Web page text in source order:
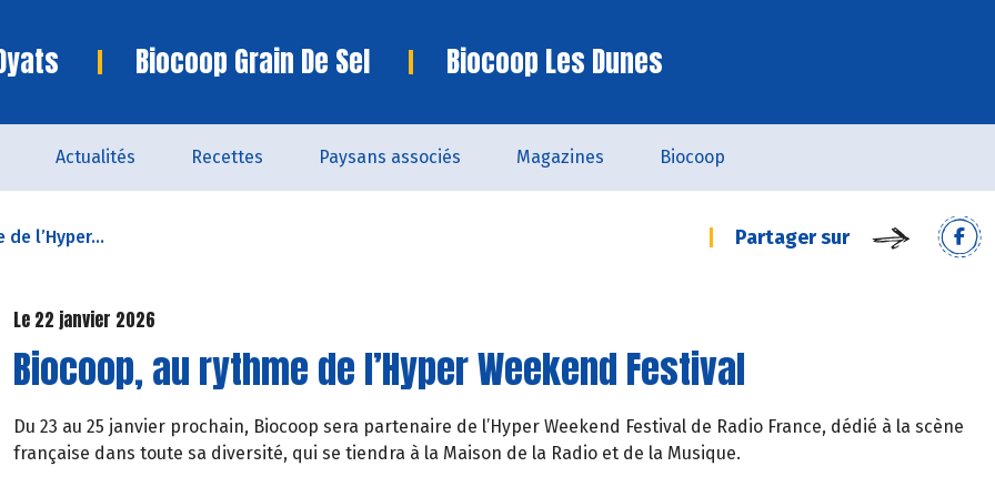
Biocoop Grain De Sel Biocoop Les Dunes
Actualités Recettes Paysans associés Magazines Biocoop
l’Hyper... Partager sur
Le 22 janvier 2026
Biocoop, au rythme de l’Hyper Weekend Festival
Du 23 au 25 janvier prochain, Biocoop sera partenaire de l’Hyper Weekend Festival de Radio France, dédié à la scène
française dans toute sa diversité, qui se tiendra à la Maison de la Radio et de la Musique.